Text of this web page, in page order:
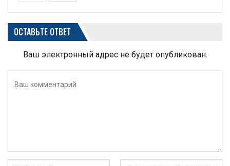
ОСТАВЬТЕ ОТВЕТ
Ваш электронный адрес не будет опубликован.